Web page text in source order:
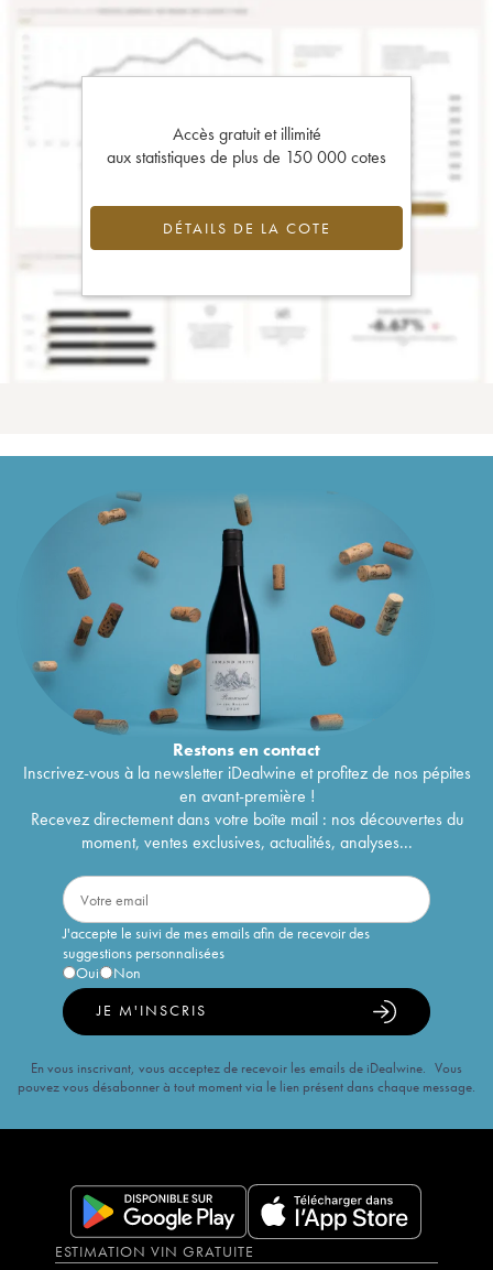
Accès gratuit et illimité
aux statistiques de plus de 150 000 cotes
DÉTAILS DE LA COTE
Restons encontact
Inscrivez-vous à la newsletter iDealwine et profitez de nos pépites
en avant-première !
Recevez directement dans votre boîte mail : nos découvertes du
moment, ventes exclusives, actualités, analyses...
J'accepte le suivi de mes emails afin de recevoir des
suggestions personnalisées
Oui
Non
JE M'INSCRIS
En vous inscrivant, vous acceptez de recevoir les emails de iDealwine. Vous
pouvez vous désabonner à tout moment via le lien présent dans chaque message.
ESTIMATION VIN GRATUITE